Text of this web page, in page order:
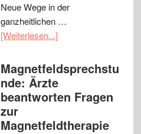
Neue Wege in der
ganzheitlichen …
[Weiterlesen...]
Magnetfeldsprechstu
nde: Ärzte
beantworten Fragen
zur
Magnetfeldtherapie